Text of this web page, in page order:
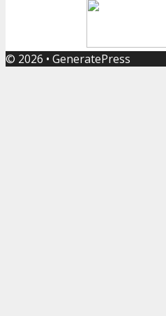
© 2026 • GeneratePress